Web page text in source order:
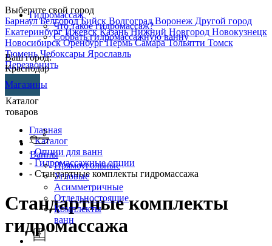
Выберите свой город
БарнаулБелгородБийск ВолгоградВоронеж Другой город
ЕкатеринбургИжевскКазаньНижний Новгород Новокузнецк
НовосибирскОренбургПермьСамараТольятти Томск
ТюменьЧебоксары Ярославль
Перезвонить
Гидромассаж
Что такое гидромассаж?
Собрать гидромассажную ванну
Ваш город:
Краснодар
Магазины
Каталог
товаров
Ванны
Прямоугольные
Угловые
Асимметричные
Отдельностоящие
Комплекты
ванн
Главная
-Каталог
-Опции для ванн
- Гидромассажные опции
- Стандартные комплекты гидромассажа
Стандартные комплекты
гидромассажа